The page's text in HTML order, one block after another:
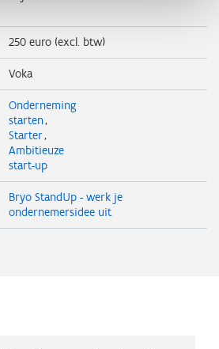
250 euro (excl. btw)
Voka
Onderneming
starten
Starter
Ambitieuze
start-up
Bryo StandUp - werk je
ondernemersidee uit